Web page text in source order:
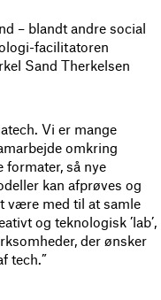
– blandt andre social
facilitatoren
Sand Therkelsen
Vi er mange
omkring
formater, så nye
kan afprøves og
være med til at samle
og teknologisk ’lab’,
der ønsker
tech.”